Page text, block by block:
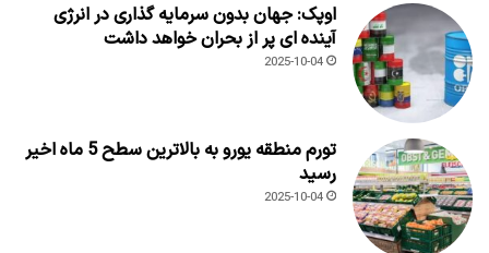
اوپک: جهان بدون سرمایه گذاری در انرژی
آینده ای پر از بحران خواهد داشت
2025-10-04
تورم منطقه یورو به بالاترین سطح 5 ماه اخیر
رسید
2025-10-04